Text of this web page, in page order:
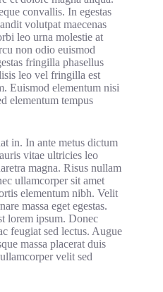
convallis. In egestas
volutpat maecenas
leo urna molestie at
non odio euismod
fringilla phasellus
leo vel fringilla est
Euismod elementum nisi
elementum tempus
in. In ante metus dictum
vitae ultricies leo
magna. Risus nullam
ullamcorper sit amet
elementum nibh. Velit
massa eget egestas.
lorem ipsum. Donec
feugiat sed lectus. Augue
massa placerat duis
velit sed